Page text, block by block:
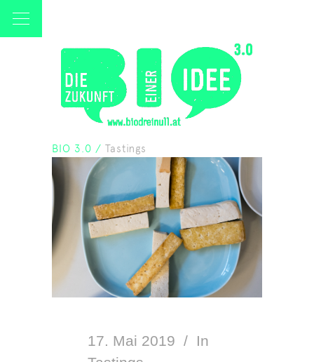
BIO 3.0 / Tastings
17. Mai 2019
In